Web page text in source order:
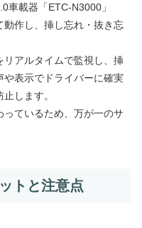
車載器「ETC-N3000」
作し、挿し忘れ・抜き忘
リアルタイムで監視し、挿
や表示でドライバーに確実
します。
ているため、万が一のサ
トと注意点